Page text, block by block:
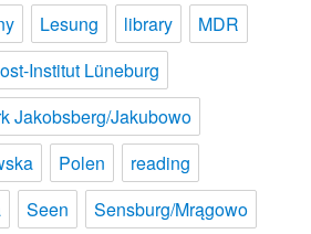
Lesung library
MDR
Institut Lüneburg
Jakobsberg/Jakubowo
Polen
reading
Seen
Sensburg/Mrągowo